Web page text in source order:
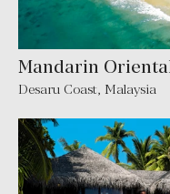
Mandarin
Desaru Coast, Malaysia